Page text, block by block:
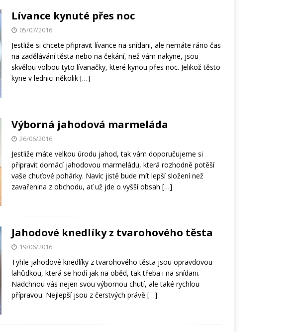
Lívance kynuté přes noc
05/07/2016
Jestliže si chcete připravit lívance na snídani, ale nemáte ráno čas
na zadělávání těsta nebo na čekání, než vám nakyne, jsou
skvělou volbou tyto lívanačky, které kynou přes noc. Jelikož těsto
kyne v lednici několik […]
Výborná jahodová marmeláda
26/06/2016
Jestliže máte velkou úrodu jahod, tak vám doporučujeme si
připravit domácí jahodovou marmeládu, která rozhodně potěší
vaše chuťové pohárky. Navíc jistě bude mít lepší složení než
zavařenina z obchodu, ať už jde o vyšší obsah […]
Jahodové knedlíky z tvarohového těsta
19/06/2016
Tyhle jahodové knedlíky z tvarohového těsta jsou opravdovou
lahůdkou, která se hodí jak na oběd, tak třeba i na snídani.
Nadchnou vás nejen svou výbornou chutí, ale také rychlou
přípravou. Nejlepší jsou z čerstvých právě […]